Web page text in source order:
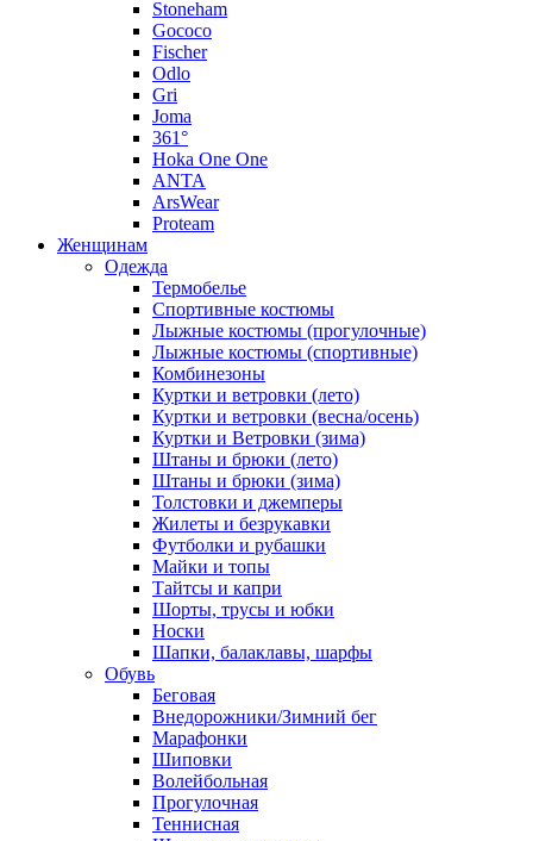
Stoneham
Gococo
Fischer
Odlo
Gri
Joma
361°
Hoka One One
ANTA
ArsWear
Proteam
Женщинам
Одежда
Термобелье
Спортивные костюмы
Лыжные костюмы (прогулочные)
Лыжные костюмы (спортивные)
Комбинезоны
Куртки и ветровки (лето)
Куртки и ветровки (весна/осень)
Куртки и Ветровки (зима)
Штаны и брюки (лето)
Штаны и брюки (зима)
Толстовки и джемперы
Жилеты и безрукавки
Футболки и рубашки
Майки и топы
Тайтсы и капри
Шорты, трусы и юбки
Носки
Шапки, балаклавы, шарфы
Обувь
Беговая
Внедорожники/Зимний бег
Марафонки
Шиповки
Волейбольная
Прогулочная
Теннисная